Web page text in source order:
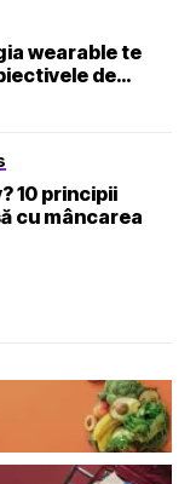
wearable te
de
10 principii
cu mâncarea